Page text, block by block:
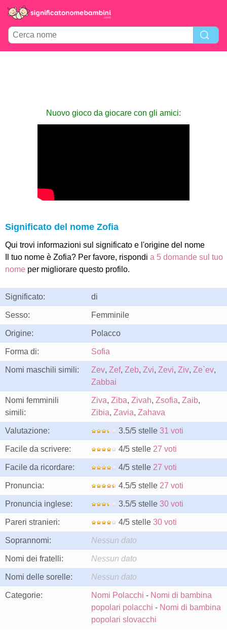
Nuovo gioco da giocare con gli amici:
Significato del nome Zofia
Qui trovi informazioni sul significato e l'origine del nome
Il tuo nome è Zofia? Per favore, rispondi a 5 domande sul tuo
nome per migliorare questo profilo.
Significato: di
Sesso: Femminile
Origine: Polacco
Forma di: Sofia
Nomi maschili simili: Zev, Zef, Zeb, Zvi, Zevi, Ziv, Ze`ev,
Zabbai
Nomi femminili
simili:
Ziva, Ziba, Zivah, Zsofia, Zaib,
Zibia, Zavia, Zahava
Valutazione: 3.5/5 stelle 31 voti
Facile da scrivere: 4/5 stelle 27 voti
Facile da ricordare: 4/5 stelle 27 voti
Pronuncia: 4.5/5 stelle 27 voti
Pronuncia inglese: 3.5/5 stelle 30 voti
Pareri stranieri: 4/5 stelle 30 voti
Soprannomi: Nessun dato
Nomi dei fratelli: Nessun dato
Nomi delle sorelle: Nessun dato
Categorie: Nomi Polacchi - Nomi di bambina
popolari polacchi - Nomi di bambina
popolari slovacchi